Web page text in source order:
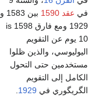
في عقد 1590
بين 1583 و
1929 ومع فارق 1598 is
10 يوم عن التقويم
اليوليوسي، والذين ظلوا
مستخدمين حتى التحول
الكامل إلى التقويم
الگريگوري في 1929